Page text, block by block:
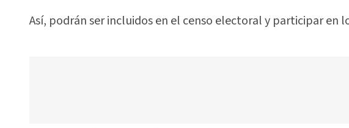
Así, podrán ser incluidos en el censo electoral y participar en